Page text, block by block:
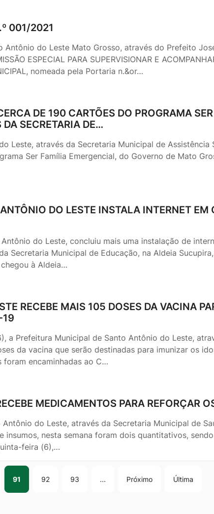
001/2021
Antônio do Leste Mato Grosso, através do Prefeito
ESPECIAL PARA SUPERVISIONAR E
nomeada pela Portaria n.&or…
DE 190 CARTÕES DO PROGRAMA
DA SECRETARIA DE…
Leste, através da Secretaria Municipal de Assistência
Ser Família Emergencial, do Governo de Mato
DO LESTE INSTALA INTERNET EM
do Leste, concluiu mais uma instalação de
Secretaria Municipal de Educação, na Aldeia
à Aldeia…
RECEBE MAIS 105 DOSES DA VACINA
19
a Prefeitura Municipal de Santo Antônio do Leste,
da vacina que serão destinadas para imunizar os
foram encaminhadas ao C…
MEDICAMENTOS PARA REFORÇAR
do Leste, através da Secretaria Municipal de
insumos, nesta semana foram dois quantitativos,
feira (6),…
91 92 93 ... Próximo Última